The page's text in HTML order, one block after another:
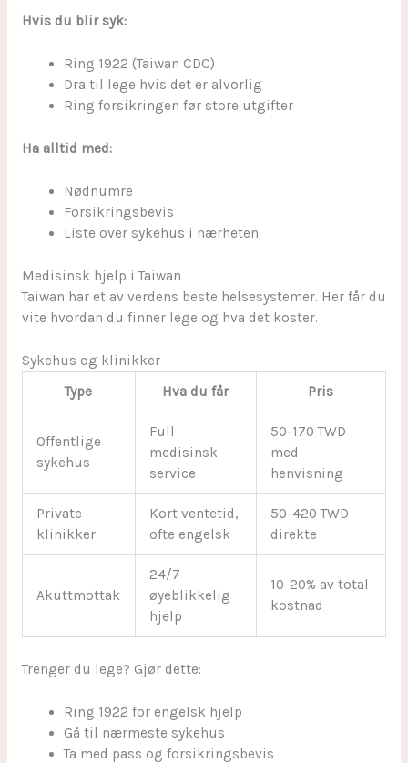
Hvis du blir syk:
Ring 1922 (Taiwan CDC)
Dra til lege hvis det er alvorlig
Ring forsikringen før store utgifter
Ha alltid med:
Nødnumre
Forsikringsbevis
Liste over sykehus i nærheten
Medisinsk hjelp i Taiwan
Taiwan har et av verdens beste helsesystemer. Her får du
vite hvordan du finner lege og hva det koster.
Sykehus og klinikker
Type
Hva du får Pris
Offentlige
sykehus
Full
medisinsk
service
50-170 TWD
med
henvisning
Private
klinikker
Kort ventetid,
ofte engelsk
50-420 TWD
direkte
Akuttmottak
24/7
øyeblikkelig
hjelp
10-20% av total
kostnad
Trenger du lege? Gjør dette:
Ring 1922 for engelsk hjelp
Gå til nærmeste sykehus
Ta med pass og forsikringsbevis